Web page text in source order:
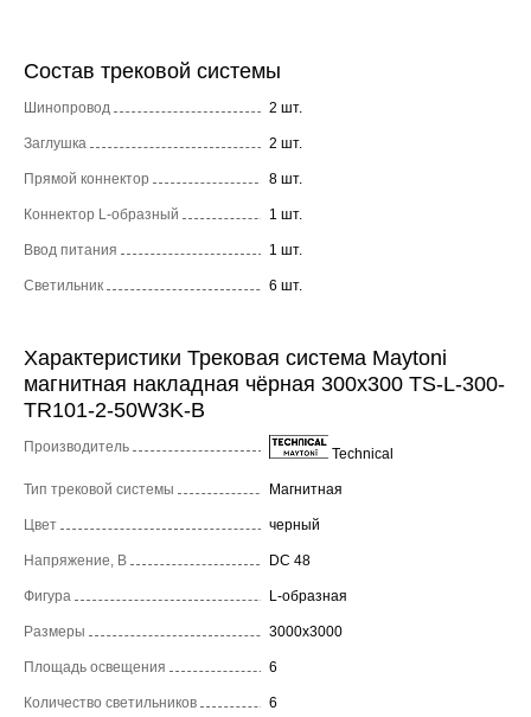
Состав трековой системы
Шинопровод 2 шт.
Заглушка 2 шт.
Прямой коннектор 8 шт.
Коннектор L-образный 1 шт.
Ввод питания 1 шт.
Светильник 6 шт.
Характеристики Трековая система Maytoni
магнитная накладная чёрная 300x300 TS-L-300-
TR101-2-50W3K-B
Производитель Technical
Тип трековой системы Магнитная
Цвет черный
Напряжение, В DC 48
Фигура L-образная
Размеры 3000x3000
Площадь освещения 6
Количество светильников 6